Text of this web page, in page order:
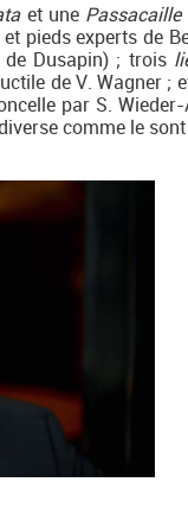
et une Passacaille
pieds experts de
Dusapin) ; trois
de V. Wagner
par S.
comme le